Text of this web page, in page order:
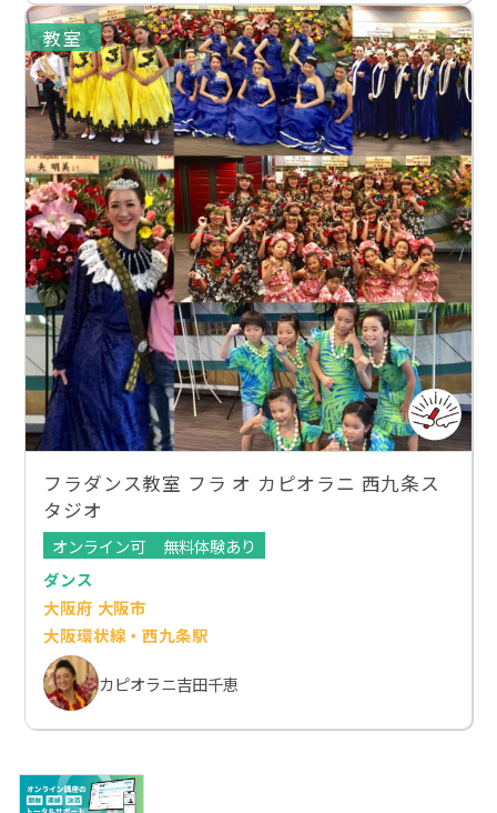
教室
フラダンス教室 フラ オ カピオラニ 西九条ス
タジオ
オンライン可
無料体験あり
ダンス
大阪府 大阪市
大阪環状線・西九条駅
カピオラニ吉田千恵